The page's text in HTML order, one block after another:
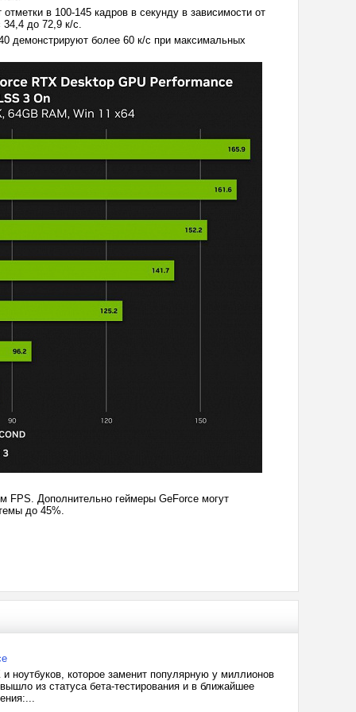
в 100-145 кадров в секунду в зависимости от
34,4 до 72,9 к/с.
демонстрируют более 60 к/с при максимальных
FPS. Дополнительно геймеры GeForce могут
до 45%.
ноутбуков, которое заменит популярную у миллионов
из статуса бета-тестирования и в ближайшее